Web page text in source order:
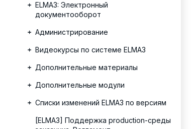
ELMA3: Электронный
документооборот
Администрирование
Видеокурсы по системе ELMA3
Дополнительные материалы
Дополнительные модули
Списки изменений ELMA3 по версиям
[ELMA3] Поддержка production-среды